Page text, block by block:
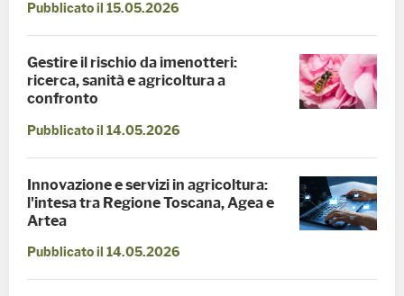
Pubblicato il 15.05.2026
Gestire il rischio da imenotteri:
ricerca, sanità e agricoltura a
confronto
Pubblicato il 14.05.2026
Innovazione e servizi in agricoltura:
l'intesa tra Regione Toscana, Agea e
Artea
Pubblicato il 14.05.2026